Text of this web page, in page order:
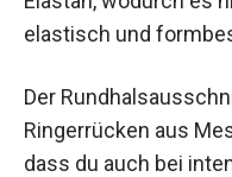
leicht, sondern auch
ist.
Der
Ringerrücken aus